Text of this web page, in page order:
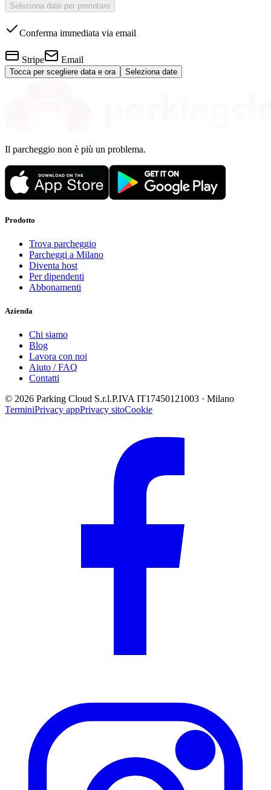
Seleziona date per prenotare
Conferma immediata via email
Stripe Email
Tocca per scegliere data e ora Seleziona date
Il parcheggio non è più un problema.
Prodotto
Trova parcheggio
Parcheggi a Milano
Diventa host
Per dipendenti
Abbonamenti
Azienda
Chi siamo
Blog
Lavora con noi
Aiuto / FAQ
Contatti
© 2026 Parking Cloud S.r.l.P.IVA IT17450121003 · Milano
TerminiPrivacy appPrivacy sitoCookie